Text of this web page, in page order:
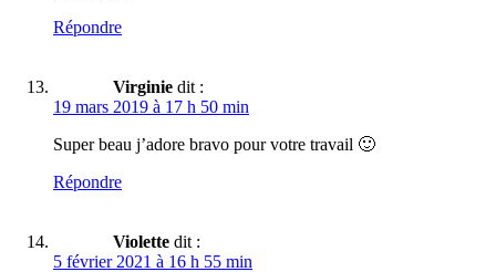
Répondre
Virginie dit :
19 mars 2019 à 17 h 50 min
Super beau j’adore bravo pour votre travail 🙂
Répondre
Violette dit :
5 février 2021 à 16 h 55 min